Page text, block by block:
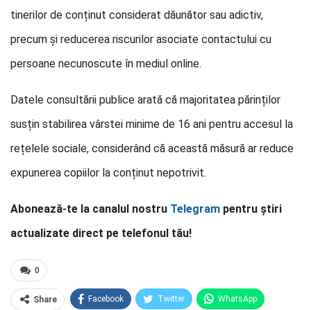
tinerilor de conținut considerat dăunător sau adictiv,
precum și reducerea riscurilor asociate contactului cu
persoane necunoscute în mediul online.
Datele consultării publice arată că majoritatea părinților
susțin stabilirea vârstei minime de 16 ani pentru accesul la
rețelele sociale, considerând că această măsură ar reduce
expunerea copiilor la conținut nepotrivit.
Abonează-te la canalul nostru Telegram pentru știri
actualizate direct pe telefonul tău!
0
Share Facebook Twitter WhatsApp